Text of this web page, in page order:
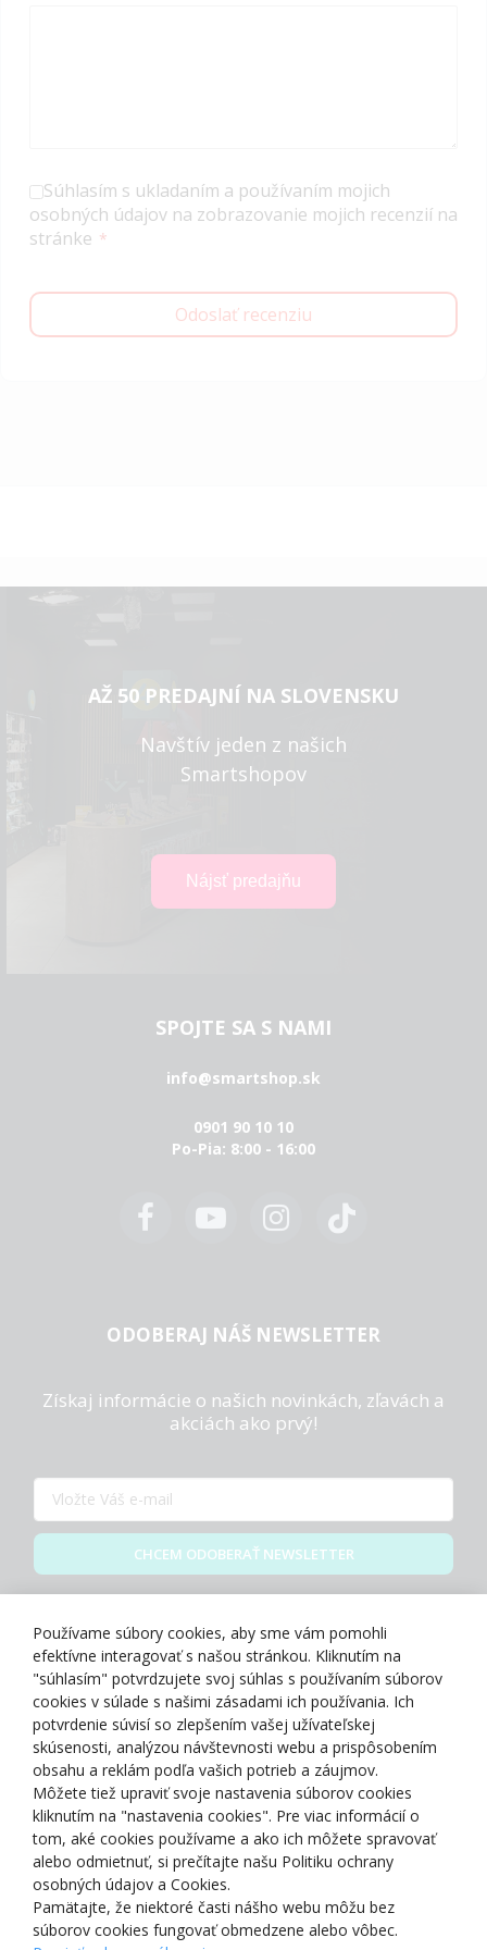
Súhlasím s ukladaním a používaním mojich
osobných údajov na zobrazovanie mojich recenzií na
stránke
Odoslať recenziu
AŽ 50 PREDAJNÍ NA SLOVENSKU
Navštív jeden z našich
Smartshopov
SPOJTE SA S NAMI
info@smartshop.sk
0901 90 10 10
Po-Pia: 8:00 - 16:00
ODOBERAJ NÁŠ NEWSLETTER
Získaj informácie o našich novinkách, zľavách a
akciách ako prvý!
CHCEM ODOBERAŤ NEWSLETTER
O NÁS
NAKUPOVANIE
ZÁKAZNÍCKA ZÓNA
NAŠE OCENENIA
Používame súbory cookies, aby sme vám pomohli
efektívne interagovať s našou stránkou. Kliknutím na
"súhlasím" potvrdzujete svoj súhlas s používaním súborov
cookies v súlade s našimi zásadami ich používania. Ich
potvrdenie súvisí so zlepšením vašej užívateľskej
skúsenosti, analýzou návštevnosti webu a prispôsobením
obsahu a reklám podľa vašich potrieb a záujmov.
Môžete tiež upraviť svoje nastavenia súborov cookies
kliknutím na "nastavenia cookies". Pre viac informácií o
tom, aké cookies používame a ako ich môžete spravovať
alebo odmietnuť, si prečítajte našu Politiku ochrany
osobných údajov a Cookies.
Pamätajte, že niektoré časti nášho webu môžu bez
súborov cookies fungovať obmedzene alebo vôbec.